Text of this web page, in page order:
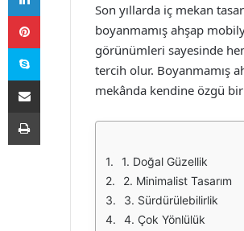
Son yıllarda iç mekan
boyanmamış ahşap
görünümleri sayesinde
tercih olur. Boyanmamış
mekânda kendine özgü
1. Doğal Güzellik
2. Minimalist Tasarım
3. Sürdürülebilirlik
4. Çok Yönlülük
Pinterest
Skype
E-Posta ile paylaş